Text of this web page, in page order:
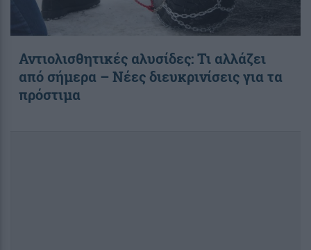
Αντιολισθητικές αλυσίδες: Τι αλλάζει
από σήμερα – Νέες διευκρινίσεις για τα
πρόστιμα